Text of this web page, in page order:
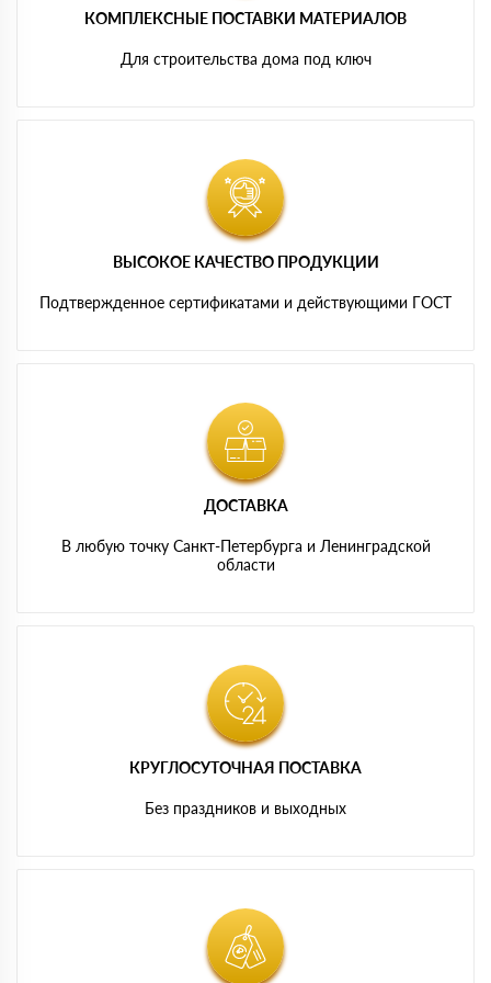
КОМПЛЕКСНЫЕ ПОСТАВКИ МАТЕРИАЛОВ
Для строительства дома под ключ
ВЫСОКОЕ КАЧЕСТВО ПРОДУКЦИИ
Подтвержденное сертификатами и действующими ГОСТ
ДОСТАВКА
В любую точку Санкт-Петербурга и Ленинградской
области
КРУГЛОСУТОЧНАЯ ПОСТАВКА
Без праздников и выходных